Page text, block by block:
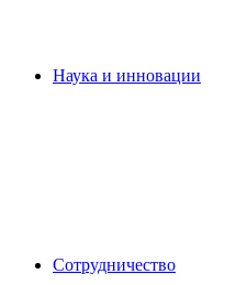
Наука и инновации
Сотрудничество